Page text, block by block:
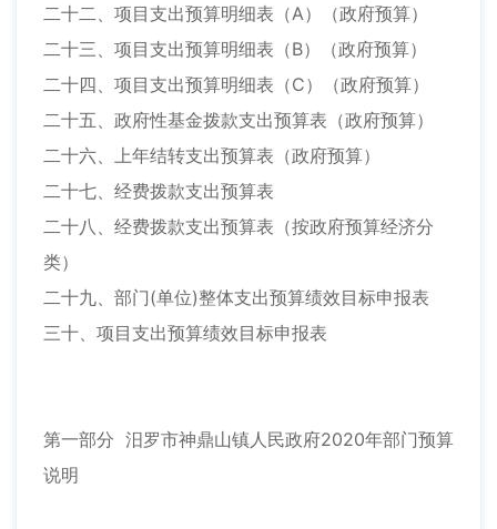
二十二、项目支出预算明细表（A）（政府预算）
二十三、项目支出预算明细表（B）（政府预算）
二十四、项目支出预算明细表（C）（政府预算）
二十五、政府性基金拨款支出预算表（政府预算）
二十六、上年结转支出预算表（政府预算）
二十七、经费拨款支出预算表
二十八、经费拨款支出预算表（按政府预算经济分
类）
二十九、部门(单位)整体支出预算绩效目标申报表
三十、项目支出预算绩效目标申报表
第一部分 汨罗市神鼎山镇人民政府2020年部门预算
说明